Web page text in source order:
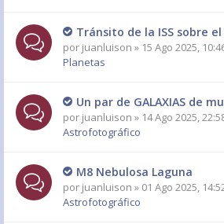
Tránsito de la ISS sobre el
por juanluison » 15 Ago 2025,
Planetas
Un par de GALAXIAS de
por juanluison » 14 Ago 2025,
Astrofotográfico
M8 Nebulosa Laguna
por juanluison » 01 Ago 2025,
Astrofotográfico